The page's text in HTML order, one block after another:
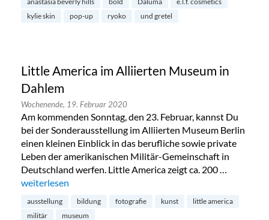
kylie skin
pop-up ryoko und gretel
Little America im Alliierten Museum in
Dahlem
Wochenende, 19. Februar 2020
Am kommenden Sonntag, den 23. Februar, kannst Du
bei der Sonderausstellung im Alliierten Museum Berlin
einen kleinen Einblick in das berufliche sowie private
Leben der amerikanischen Militär-Gemeinschaft in
Deutschland werfen. Little America zeigt ca. 200 …
„Little America im Alliierten Museum in Dahlem“
weiterlesen
ausstellung bildung fotografie kunst
little america
militär
museum